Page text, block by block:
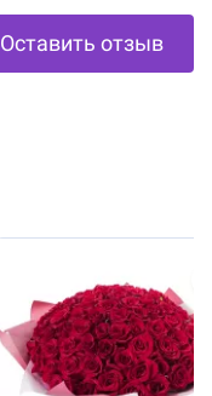
Оставить отзыв